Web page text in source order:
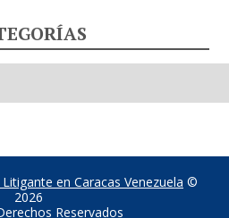
en Caracas Venezuela ©
2026
Reservados